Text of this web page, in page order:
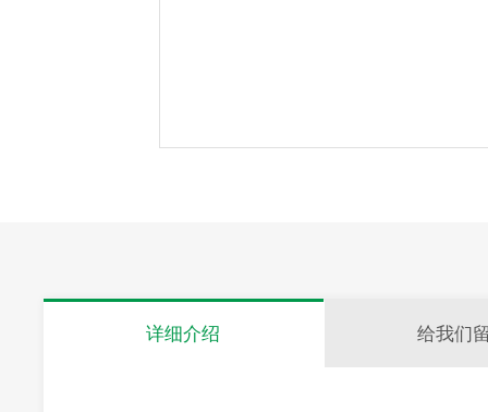
详细介绍 给我们